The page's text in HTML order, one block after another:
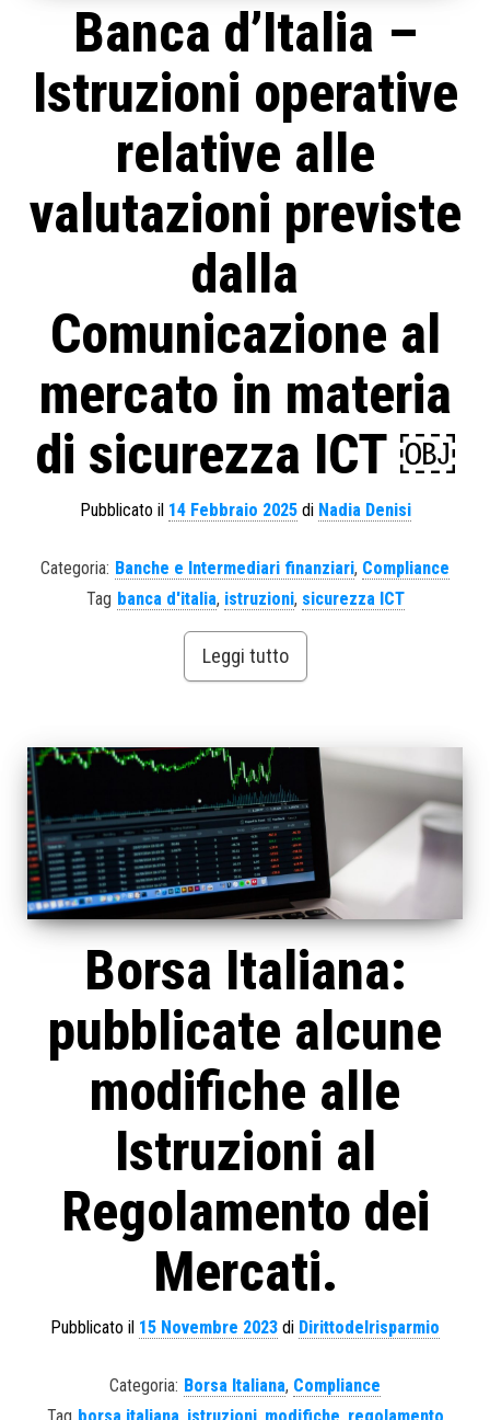
Banca d’Italia –
Istruzioni operative
relative alle
valutazioni previste
dalla
Comunicazione al
mercato in materia
di sicurezza ICT ￼
Pubblicato il 14 Febbraio 2025di Nadia Denisi
Categoria: Banche e Intermediari finanziari, Compliance
Tag banca d'italia, istruzioni, sicurezza ICT
Leggi tutto
Borsa Italiana:
pubblicate alcune
modifiche alle
Istruzioni al
Regolamento dei
Mercati.
Pubblicato il 15 Novembre 2023 di Dirittodelrisparmio
Categoria: Borsa Italiana, Compliance